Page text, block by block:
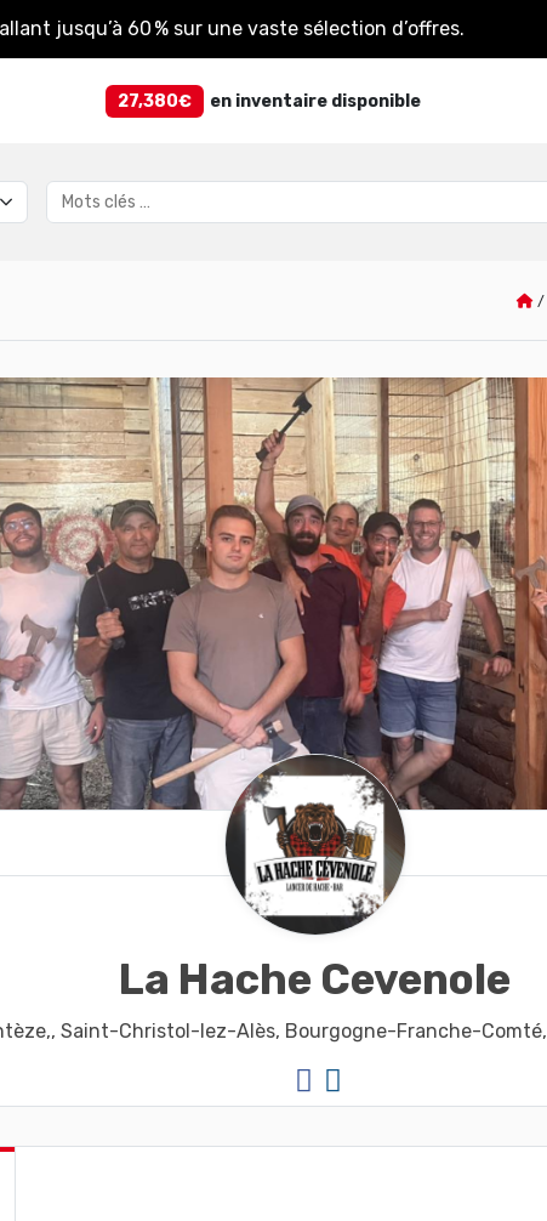
jusqu’à 60 % sur une vaste sélection d’offres.
27,380€ en inventaire disponible
/
La Hache Cevenole
Saint-Christol-lez-Alès, Bourgogne-Franche-Comté,